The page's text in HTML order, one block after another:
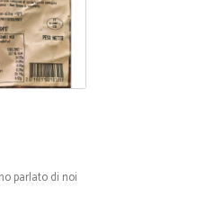
parlato di noi